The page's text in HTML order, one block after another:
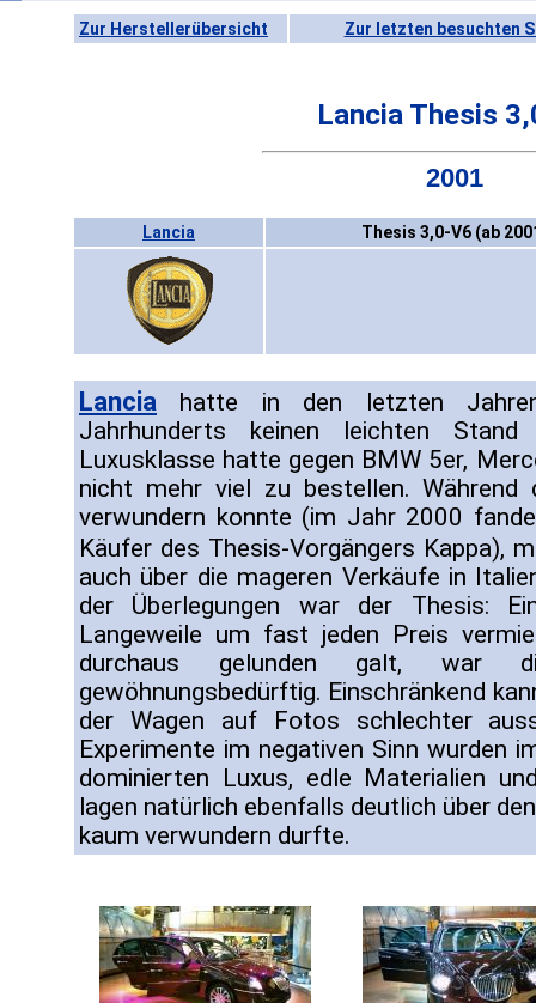
Zur Herstellerübersicht Zur letzten besuchten
Lancia Thesis
2001
Lancia Thesis 3,0-V6 (ab
Lancia hatte in den letzten
Jahrhunderts keinen leichten
Luxusklasse hatte gegen BMW 5er,
nicht mehr viel zu bestellen. Während
verwundern konnte (im Jahr 2000
Käufer des Thesis-Vorgängers Kappa),
auch über die mageren Verkäufe in
der Überlegungen war der Thesis:
Langeweile um fast jeden Preis
durchaus gelunden galt, war
gewöhnungsbedürftig. Einschränkend
der Wagen auf Fotos schlechter
Experimente im negativen Sinn wurden
dominierten Luxus, edle Materialien
lagen natürlich ebenfalls deutlich über
kaum verwundern durfte.